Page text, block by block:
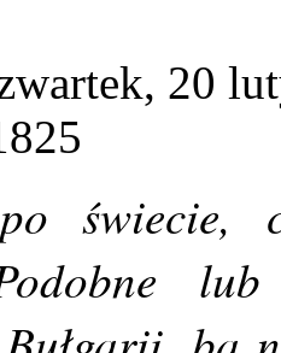
20
świecie,